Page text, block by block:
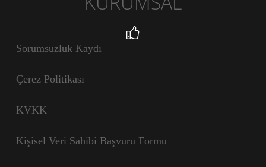
Sorumsuzluk Kaydı
Çerez Politikası
KVKK
Kişisel Veri Sahibi Başvuru Formu